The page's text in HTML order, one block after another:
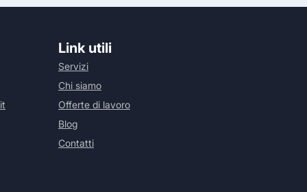
Link utili
Servizi
Chi siamo
Offerte di lavoro
Blog
Contatti